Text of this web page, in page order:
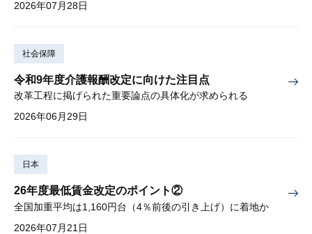
2026年07月28日
社会保障
令和9年度介護報酬改定に向けた注目点
改革工程に掲げられた重要論点の具体化が求められる
2026年06月29日
日本
26年度最低賃金改定のポイント②
全国加重平均は1,160円台（4％前後の引き上げ）に着地か
2026年07月21日